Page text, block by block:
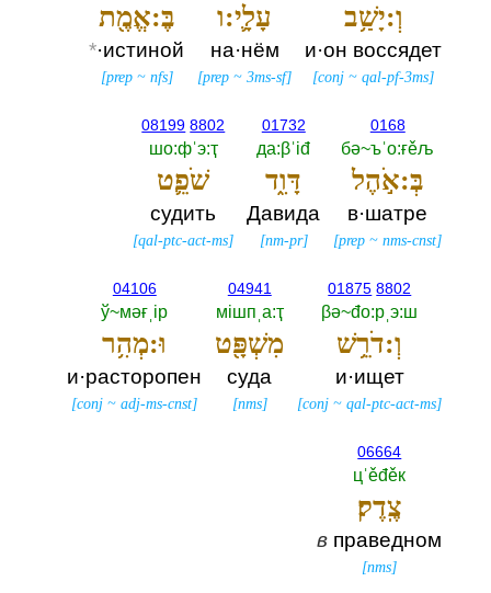
וְ:יָשַׁ֥ב
и·он воссядет
[conj ~qal-pf-3ms]
עָלָ֛י:ו
на·нём
[prep ~3ms-sf]
בֶּ:אֱמֶ֖ת
*·истиной
[prep~ nfs]
0168
бә~ъˈо:ғěљ
בְּ:אֹ֣הֶל
в·шатре
[prep ~nms-cnst]
01732
да:βˈiđ
דָּוִ֑ד
Давида
[nm-pr]
08199 8802
шо:фˈэ:ҭ
שֹׁפֵ֛ט
судить
[qal-ptc-act-ms]
01875 8802
βә~đо:рˌэ:ш
וְ:דֹרֵ֥שׁ
и·ищет
[conj ~qal-ptc-act-ms]
04941
мiшпˌа:ҭ
מִשְׁפָּ֖ט
суда
[nms]
04106
ў~мәғˌiр
וּ:מְהִ֥ר
и·расторопен
[conj ~adj-ms-cnst]
06664
цˈěđěк
צֶֽדֶק׃
в праведном
[nms]